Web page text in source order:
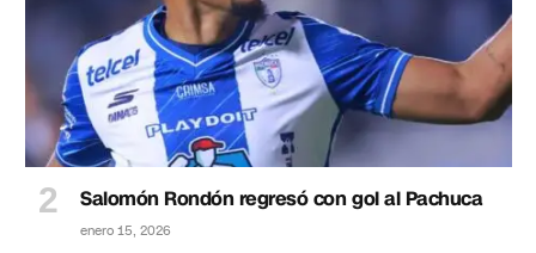
Salomón Rondón regresó con gol al Pachuca
enero 15, 2026